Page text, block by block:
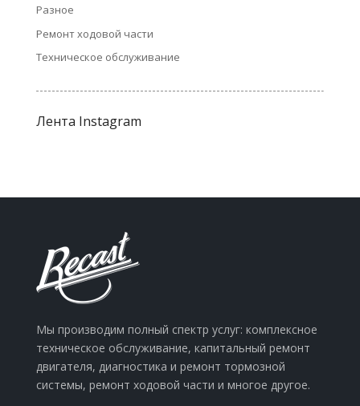
Разное
Ремонт ходовой части
Техническое обслуживание
Лента Instagram
Мы производим полный спектр услуг: комплексное
техническое обслуживание, капитальный ремонт
двигателя, диагностика и ремонт тормозной
системы, ремонт ходовой части и многое другое.